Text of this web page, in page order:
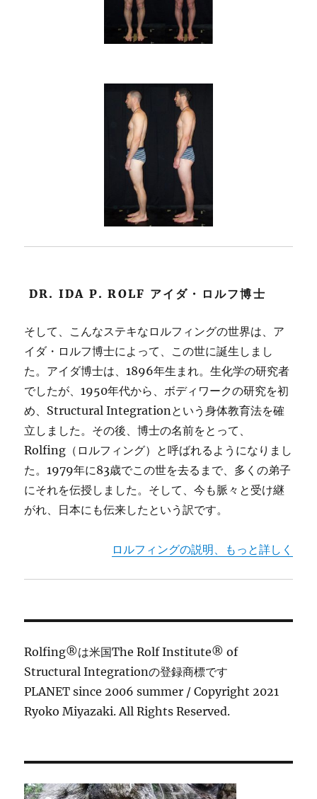
DR. IDA P. ROLF アイダ・ロルフ博士
そして、こんなステキなロルフィングの世界は、ア
イダ・ロルフ博士によって、この世に誕生しまし
た。アイダ博士は、1896年生まれ。生化学の研究者
でしたが、1950年代から、ボディワークの研究を初
め、Structural Integrationという身体教育法を確
立しました。その後、博士の名前をとって、
Rolfing（ロルフィング）と呼ばれるようになりまし
た。1979年に83歳でこの世を去るまで、多くの弟子
にそれを伝授しました。そして、今も脈々と受け継
がれ、日本にも伝来したという訳です。
ロルフィングの説明、もっと詳しく
Rolfing®は米国The Rolf Institute® of
Structural Integrationの登録商標です
PLANET since 2006 summer / Copyright 2021
Ryoko Miyazaki. All Rights Reserved.